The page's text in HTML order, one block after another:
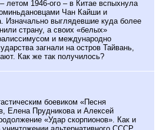
летом 1946-ого – в Китае вспыхнула
Чан Кайши и
Изначально выглядевшие куда более
страну, а своих «белых»
и международно
загнали на остров Тайвань,
Как же так получилось?
боевиком «Песня
Елена Прудникова и Алексей
«Удар скорпионов». Как и